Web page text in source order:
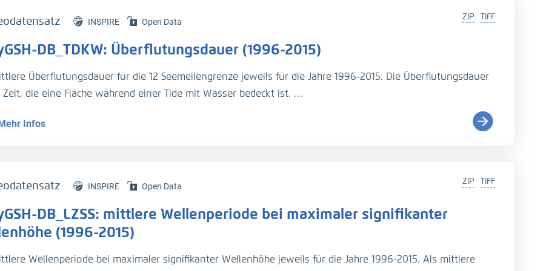
TIFF
ZIP
INSPIRE Open Data
DB_TDKW: Überflutungsdauer (1996-2015)
Überflutungsdauer für die 12 Seemeilengrenze jeweils für die Jahre 1996-2015. Die Überflutungsdauer
Zeit, die eine Fläche während einer Tide mit Wasser bedeckt ist.
Beschreibung der Analysemodi befindet sich im BAWiki (
http://wiki.baw.de/de/index.php/Tidekennwer
).
R., et.al., (2019), Validierungsdokument - EasyGSH-DB - Teil: UnTRIM-SediMorph-Unk, doi:
J., et.al., (2020), Flächenhafte Analysen numerischer Simulationen aus EasyGSH-DB, doi:
R., Plüß, A., Ihde, R., Freund, J., Dreier, N., Nehlsen, E., Schrage, N., Fröhle, P., Kösters, F. (2021): An
Infos
TIFF
ZIP
INSPIRE Open Data
DB_LZSS: mittlere Wellenperiode bei maximaler signifikanter
(1996-2015)
Wellenperiode bei maximaler signifikanter Wellenhöhe jeweils für die Jahre 1996-2015. Als mittlere